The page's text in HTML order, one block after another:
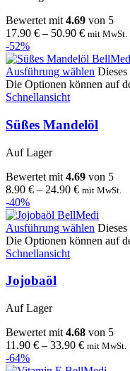
Bewertet mit 4.69 von 5
17.90 € – 50.90 € mit MwSt.
-52%
Ausführung wählen
Die Optionen können auf
Schnellansicht
Süßes Mandelöl
Auf Lager
Bewertet mit 4.69 von 5
8.90 € – 24.90 € mit MwSt.
-40%
Ausführung wählen
Die Optionen können auf
Schnellansicht
Jojobaöl
Auf Lager
Bewertet mit 4.68 von 5
11.90 € – 33.90 € mit MwSt.
-64%